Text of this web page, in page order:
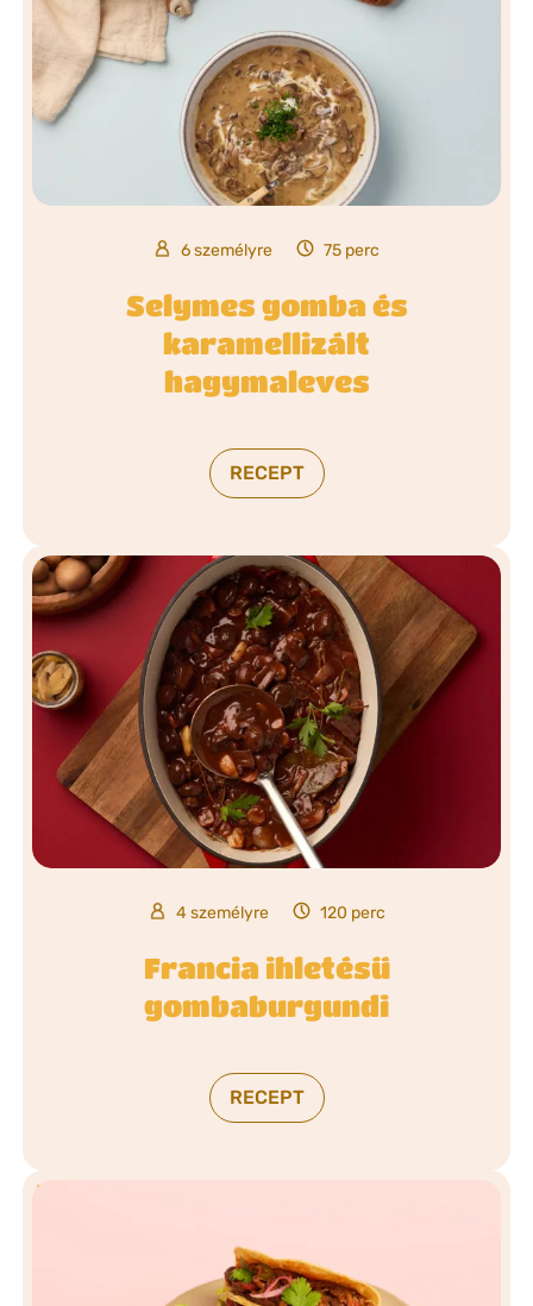
6 személyre 75 perc
Selymes gomba és
karamellizált
hagymaleves
RECEPT
4 személyre 120 perc
Francia ihletésű
gombaburgundi
RECEPT